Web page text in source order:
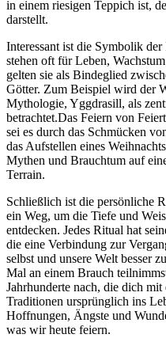
in​ einem riesigen Teppich ist,⁢
darstellt.
Interessant ist die Symbolik
‍stehen oft für Leben,
gelten sie als Bindeglied
Götter. Zum Beispiel wird der
Mythologie, Yggdrasill, als
betrachtet.Das Feiern von
sei es durch das Schmücken
das Aufstellen eines
Mythen⁣ und Brauchtum auf
Terrain.
Schließlich‌ ist die persönliche
ein ​Weg,⁢ um ‌die Tiefe ‍und
entdecken. ⁣Jedes Ritual hat
die eine Verbindung zur
selbst und unsere Welt ⁢besser
Mal an einem ‌Brauch
Jahrhunderte nach, die ⁤dich
Traditionen ursprünglich ins​
Hoffnungen, Ängste und
was‍ wir ​heute feiern.